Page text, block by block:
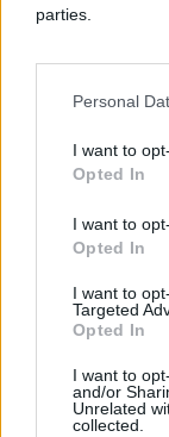
parties.
Personal
I want to
Opted In
I want to
Opted In
I want to
Targeted
Opted In
I want to
and/or
Unrelated
collected.
Kraj